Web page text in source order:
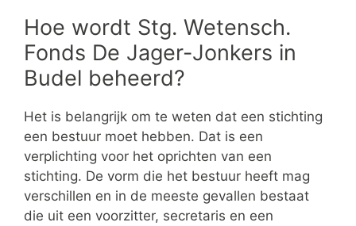
Hoe wordt Stg. Wetensch.
Fonds De Jager-Jonkers in
Budel beheerd?
Het is belangrijk om te weten dat een stichting
een bestuur moet hebben. Dat is een
verplichting voor het oprichten van een
stichting. De vorm die het bestuur heeft mag
verschillen en in de meeste gevallen bestaat
die uit een voorzitter, secretaris en een